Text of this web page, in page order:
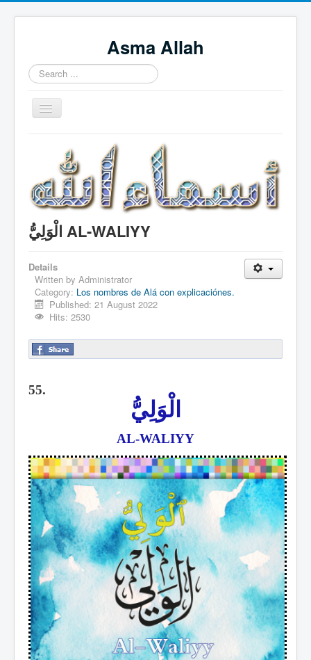
Asma Allah
Search
...
Toggle
Navigation
Intro Videos
Français
中国人
Español
Tagalog
English
Português
الْوَلِيُّ AL-WALIYY
Details
Written by Administrator
Category: Los nombres de Alá con explicaciónes.
Published: 21 August 2022
Hits: 2530
55.
الْوَلِيُّ
AL-WALIYY